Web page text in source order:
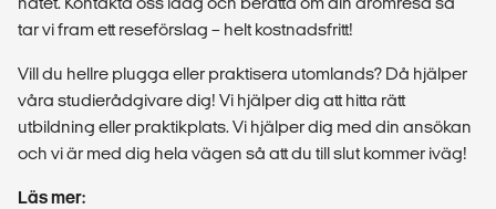
tar vi fram ett reseförslag – helt kostnadsfritt!
Vill du hellre plugga eller praktisera utomlands? Då hjälper
våra studierådgivare dig! Vi hjälper dig att hitta rätt
utbildning eller praktikplats. Vi hjälper dig med din ansökan
och vi är med dig hela vägen så att du till slut kommer iväg!
Läs mer: